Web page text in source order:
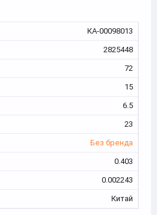
КА-00098013
2825448
72
15
6.5
23
Без бренда
0.403
0.002243
Китай